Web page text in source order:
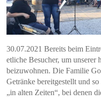
30.07.2021 Bereits beim
etliche Besucher, um unserer
beizuwohnen. Die Familie
Getränke bereitgestellt und
„in alten Zeiten“, bei denen